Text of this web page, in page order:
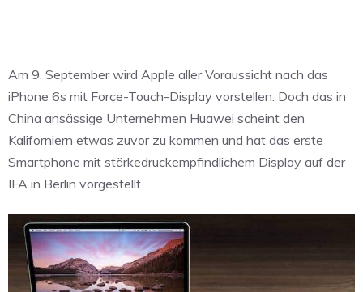
Am 9. September wird Apple aller Voraussicht nach das
iPhone 6s mit Force-Touch-Display vorstellen. Doch das in
China ansässige Unternehmen Huawei scheint den
Kaliforniern etwas zuvor zu kommen und hat das erste
Smartphone mit stärkedruckempfindlichem Display auf der
IFA in Berlin vorgestellt.